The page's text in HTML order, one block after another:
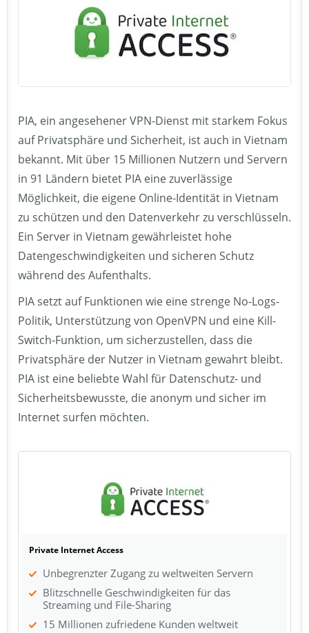
PIA, ein angesehener VPN-Dienst mit starkem Fokus
auf Privatsphäre und Sicherheit, ist auch in Vietnam
bekannt. Mit über 15 Millionen Nutzern und Servern
in 91 Ländern bietet PIA eine zuverlässige
Möglichkeit, die eigene Online-Identität in Vietnam
zu schützen und den Datenverkehr zu verschlüsseln.
Ein Server in Vietnam gewährleistet hohe
Datengeschwindigkeiten und sicheren Schutz
während des Aufenthalts.
PIA setzt auf Funktionen wie eine strenge No-Logs-
Politik, Unterstützung von OpenVPN und eine Kill-
Switch-Funktion, um sicherzustellen, dass die
Privatsphäre der Nutzer in Vietnam gewahrt bleibt.
PIA ist eine beliebte Wahl für Datenschutz- und
Sicherheitsbewusste, die anonym und sicher im
Internet surfen möchten.
Private Internet Access
Unbegrenzter Zugang zu weltweiten Servern
Blitzschnelle Geschwindigkeiten für das
Streaming und File-Sharing
15 Millionen zufriedene Kunden weltweit